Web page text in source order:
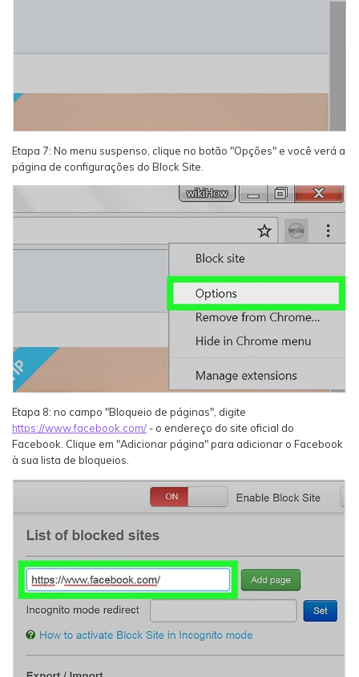
Etapa 7: No menu suspenso, clique no botão "Opções" e você verá a
página de configurações do Block Site.
Etapa 8: no campo "Bloqueio de páginas", digite
https://www.facebook.com/ - o endereço do site oficial do
Facebook. Clique em "Adicionar página" para adicionar o Facebook
à sua lista de bloqueios.